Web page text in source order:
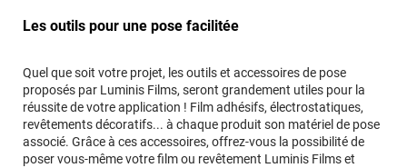
Les outils pour une pose facilitée
Quel que soit votre projet, les outils et accessoires de pose
proposés par Luminis Films, seront grandement utiles pour la
réussite de votre application ! Film adhésifs, électrostatiques,
revêtements décoratifs... à chaque produit son matériel de pose
associé. Grâce à ces accessoires, offrez-vous la possibilité de
poser vous-même votre film ou revêtement Luminis Films et